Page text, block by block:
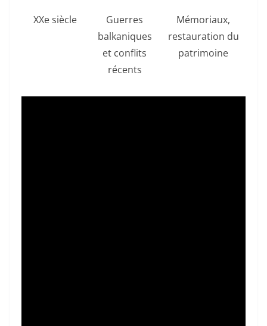
XXe siècle
Guerres
balkaniques
et conflits
récents
Mémoriaux,
restauration du
patrimoine